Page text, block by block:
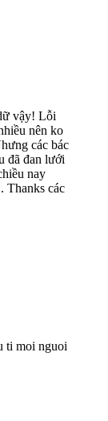
vậy! Lỗi
nên ko
các bác
đã đan lưới
nay
Thanks các
ti moi nguoi